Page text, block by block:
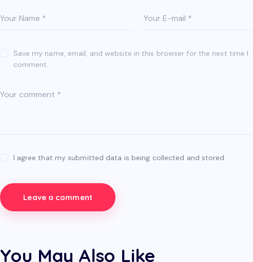
Save my name, email, and website in this browser for the next time I
comment.
I agree that my submitted data is being collected and stored.
You May Also Like